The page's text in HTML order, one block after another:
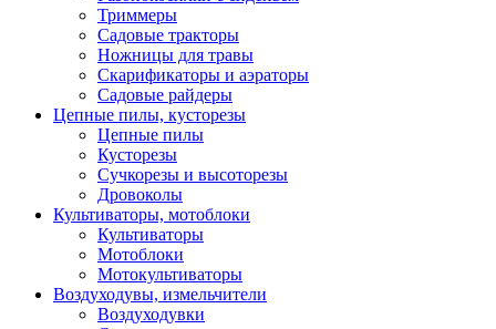
Триммеры
Садовые тракторы
Ножницы для травы
Скарификаторы и аэраторы
Садовые райдеры
Цепные пилы, кусторезы
Цепные пилы
Кусторезы
Сучкорезы и высоторезы
Дровоколы
Культиваторы, мотоблоки
Культиваторы
Мотоблоки
Мотокультиваторы
Воздуходувы, измельчители
Воздуходувки